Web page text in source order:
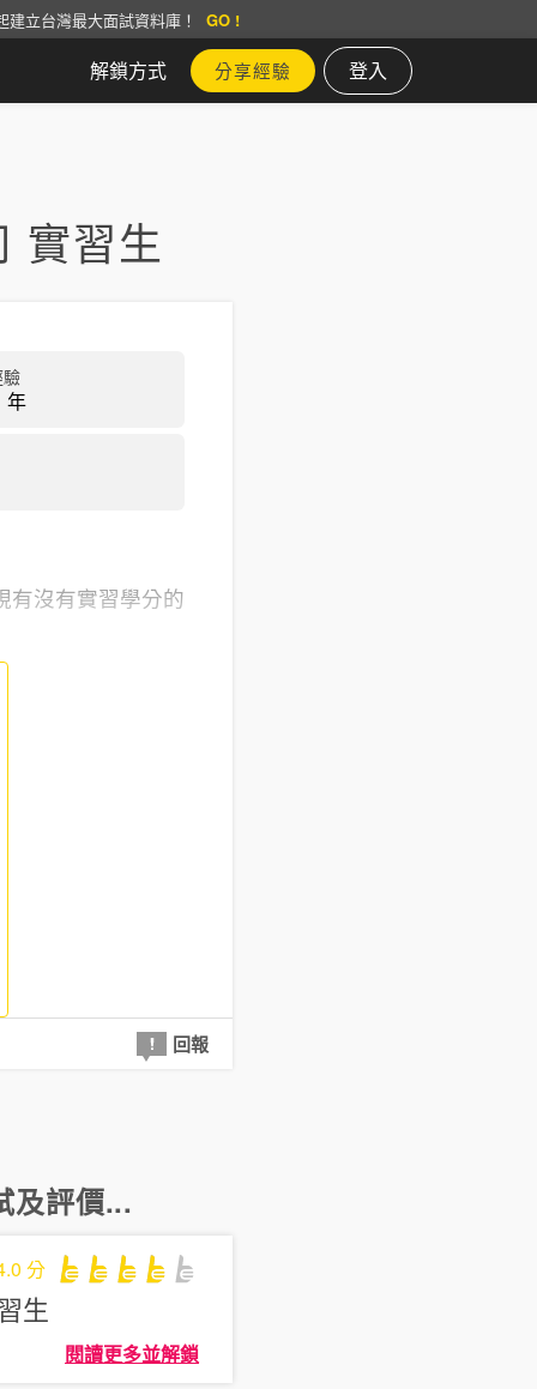
立台灣最大面試資料庫！ GO !
解鎖方式 分享經驗 登入
實習生
年
有沒有實習學分的
回報
及評價...
分
生
閱讀更多並解鎖